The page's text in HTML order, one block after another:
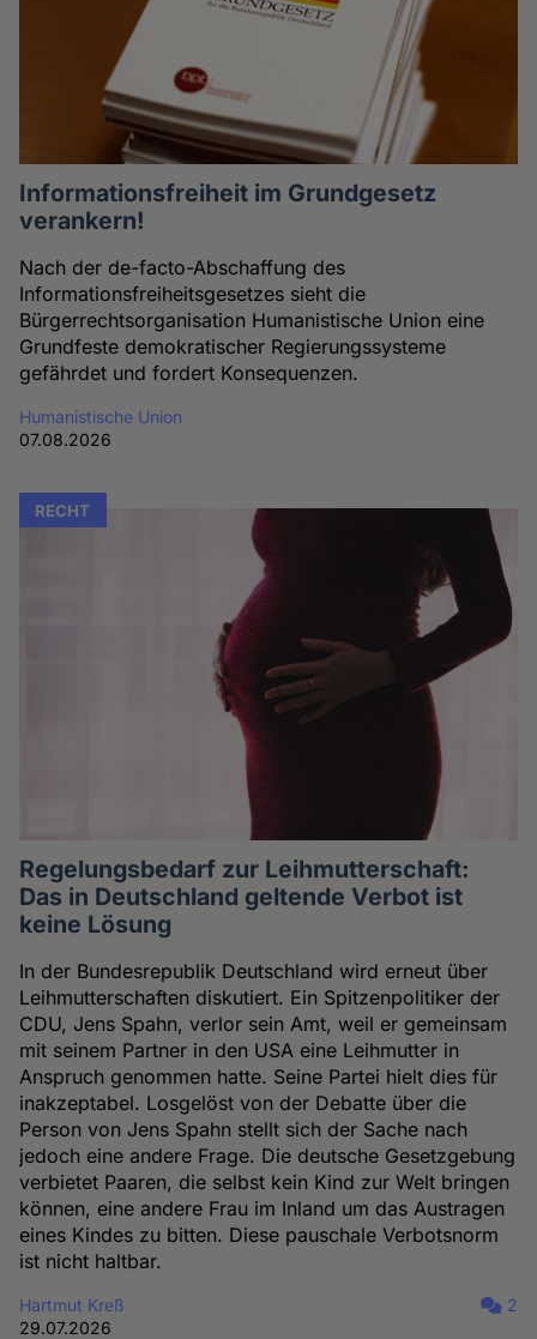
Informationsfreiheit im Grundgesetz
verankern!
Nach der de-facto-Abschaffung des
Informationsfreiheitsgesetzes sieht die
Bürgerrechtsorganisation Humanistische Union eine
Grundfeste demokratischer Regierungssysteme
gefährdet und fordert Konsequenzen.
Humanistische Union
07.08.2026
RECHT
Regelungsbedarf zur Leihmutterschaft:
Das in Deutschland geltende Verbot ist
keine Lösung
In der Bundesrepublik Deutschland wird erneut über
Leihmutterschaften diskutiert. Ein Spitzenpolitiker der
CDU, Jens Spahn, verlor sein Amt, weil er gemeinsam
mit seinem Partner in den USA eine Leihmutter in
Anspruch genommen hatte. Seine Partei hielt dies für
inakzeptabel. Losgelöst von der Debatte über die
Person von Jens Spahn stellt sich der Sache nach
jedoch eine andere Frage. Die deutsche Gesetzgebung
verbietet Paaren, die selbst kein Kind zur Welt bringen
können, eine andere Frau im Inland um das Austragen
eines Kindes zu bitten. Diese pauschale Verbotsnorm
ist nicht haltbar.
Hartmut Kreß
29.07.2026
2